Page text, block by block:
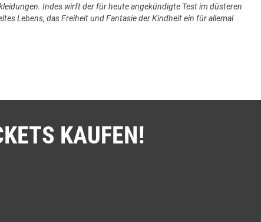
Indes wirft der für heute angekündigte Test im düsteren
Lebens, das Freiheit und Fantasie der Kindheit ein für allemal
Bürokratie minimalistisch reinszeniert. Eine blecherne
KAUFEN!